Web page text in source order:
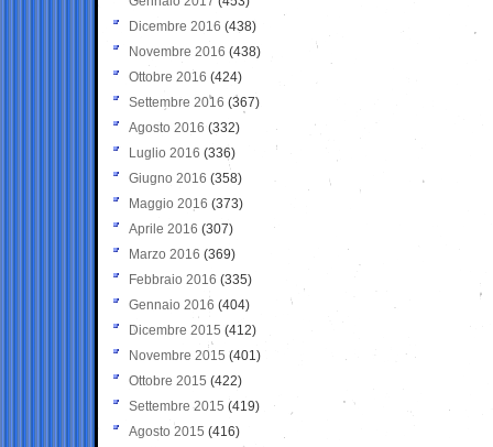
Dicembre 2016 (438)
Novembre 2016 (438)
Ottobre 2016 (424)
Settembre 2016 (367)
Agosto 2016 (332)
Luglio 2016 (336)
Giugno 2016 (358)
Maggio 2016 (373)
Aprile 2016 (307)
Marzo 2016 (369)
Febbraio 2016 (335)
Gennaio 2016 (404)
Dicembre 2015 (412)
Novembre 2015 (401)
Ottobre 2015 (422)
Settembre 2015 (419)
Agosto 2015 (416)